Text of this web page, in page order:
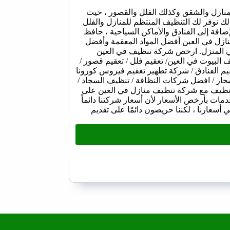
والشقق وكذلك الفلل والقصور ، حيث
لك التنظيف المنتظم للمنازل والفلل
إلى الفنادق والأماكن السياحية ، حافظ
في العين أفضل المواد المعقمة وأفضل
المنزل. ارخص شركة تنظيف في العين
في العين/ تعقيم فلل / تعقيم قصور /
الفنادق / شركة تطهير تعقيم فيروس كورونا
/ افضل شركات النظافة / تنظيف السجاد /
مع شركة تنظيف منازل في العين على
بأرخص الأسعار لأن أسعار شركتنا دائماً
أسعارنا ، لكننا حريصون دائمًا على تقديم